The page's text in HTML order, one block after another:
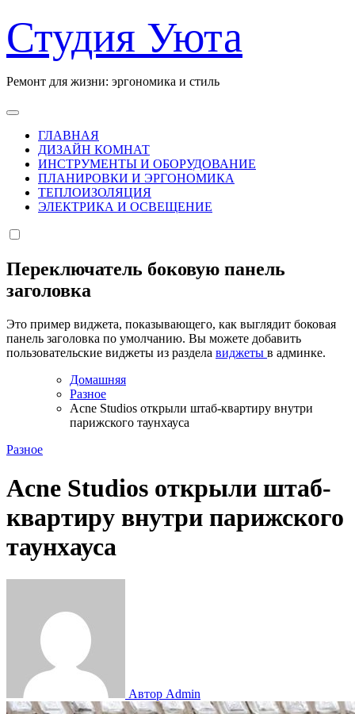
к
содержанию
Студия Уюта
Ремонт для жизни: эргономика и стиль
ГЛАВНАЯ
ДИЗАЙН КОМНАТ
ИНСТРУМЕНТЫ И ОБОРУДОВАНИЕ
ПЛАНИРОВКИ И ЭРГОНОМИКА
ТЕПЛОИЗОЛЯЦИЯ
ЭЛЕКТРИКА И ОСВЕЩЕНИЕ
Переключатель боковую панель
заголовка
Это пример виджета, показывающего, как выглядит боковая
панель заголовка по умолчанию. Вы можете добавить
пользовательские виджеты из раздела виджеты в админке.
Домашняя
Разное
Acne Studios открыли штаб-квартиру внутри
парижского таунхауса
Разное
Acne Studios открыли штаб-
квартиру внутри парижского
таунхауса
Автор Admin